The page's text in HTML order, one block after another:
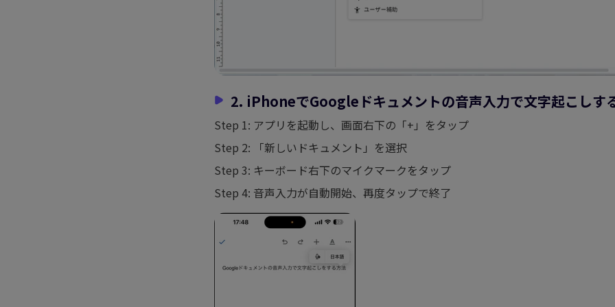
2. iPhoneでGoogleドキュメントの音声入力で文字起こしす
Step 1: アプリを起動し、画面右下の「+」をタップ
Step 2: 「新しいドキュメント」を選択
Step 3: キーボード右下のマイクマークをタップ
Step 4: 音声入力が自動開始、再度タップで終了